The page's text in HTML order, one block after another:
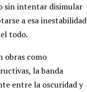
sin intentar disimular
a esa inestabilidad
todo.
obras como
la banda
entre la oscuridad y